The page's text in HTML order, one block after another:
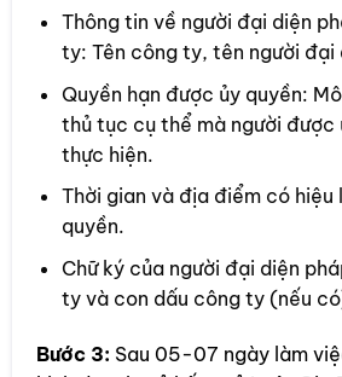
Thông tin về người đại diện
ty: Tên công ty, tên người đại
Quyền hạn được ủy quyền:
thủ tục cụ thể mà người được
thực hiện.
Thời gian và địa điểm có hiệu
quyền.
Chữ ký của người đại diện
ty và con dấu công ty (nếu
Bước 3: Sau 05-07 ngày làm